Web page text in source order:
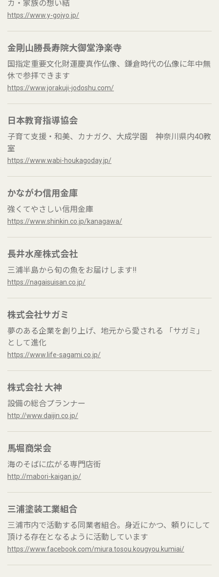
カ・家族の想い結
https://www.y-gojyo.jp/
金剛山勝長寿院大御堂浄楽寺
国指定重要文化財運慶真作仏像、鎌倉時代の仏像に年中無
休で参拝できます
https://www.jorakuji-jodoshu.com/
日本教育指導協会
子育て支援・和美、カナガク、大成学園 神奈川県内40教
室
https://www.wabi-houkagoday.jp/
かながわ信用金庫
強くてやさしい信用金庫
https://www.shinkin.co.jp/kanagawa/
長井水産株式会社
三浦半島から旬の魚をお届けします‼
https://nagaisuisan.co.jp/
株式会社サガミ
夢のある企業を創り上げ、地元から愛される 「サガミ」
として進化
https://www.life-sagami.co.jp/
株式会社 大神
設備の総合プランナー
http://www.daijin.co.jp/
馬堀商栄会
海のそばに広がる専門店街
http://mabori-kaigan.jp/
三浦塗装工業組合
三浦市内で活動する同業者組合。身近にかつ、頼りにして
頂ける存在となるように活動しています
https://www.facebook.com/miura.tosou.kougyou.kumiai/